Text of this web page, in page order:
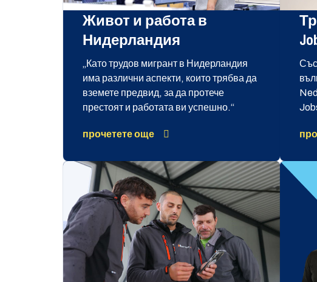
Живот и работа в
Нидерландия
„Като трудов мигрант в Нидерландия
има различни аспекти, които трябва да
вземете предвид, за да протече
престоят и работата ви успешно.“
прочетете още